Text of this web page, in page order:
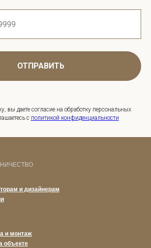
ОТПРАВИТЬ
вы даете согласие на обработку персональных
c политикой конфиденциальности
объекте
и монтаж
и дизайнерам